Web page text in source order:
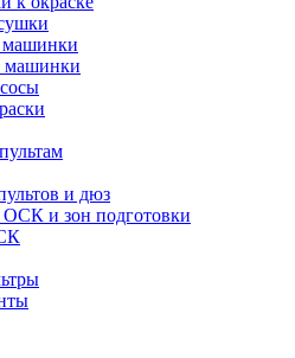
машинки
и дюз
ОСК и зон подготовки